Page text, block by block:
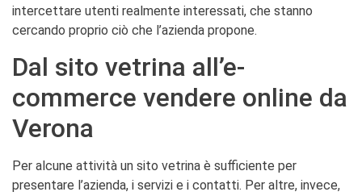
intercettare utenti realmente interessati, che stanno
cercando proprio ciò che l’azienda propone.
Dal sito vetrina all’e-
commerce vendere online da
Verona
Per alcune attività un sito vetrina è sufficiente per
presentare l’azienda, i servizi e i contatti. Per altre, invece,